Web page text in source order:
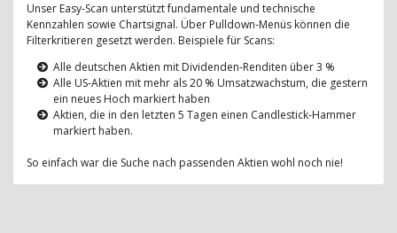
Unser Easy-Scan unterstützt fundamentale und technische
Kennzahlen sowie Chartsignal. Über Pulldown-Menüs können die
Filterkritieren gesetzt werden. Beispiele für Scans:
Alle deutschen Aktien mit Dividenden-Renditen über 3 %
Alle US-Aktien mit mehr als 20 % Umsatzwachstum, die gestern
ein neues Hoch markiert haben
Aktien, die in den letzten 5 Tagen einen Candlestick-Hammer
markiert haben.
So einfach war die Suche nach passenden Aktien wohl noch nie!